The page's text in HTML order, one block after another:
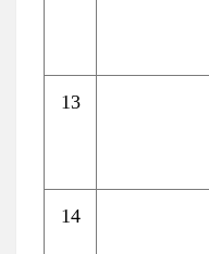
13
14